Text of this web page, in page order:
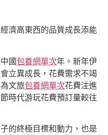
濟高東西的品質成長添能
國包養網單次年。新年伊
立異成長，花費需求不竭
文旅包養網單次花費注進
時代游玩花費預訂量較往
的終極目標和動力，也是